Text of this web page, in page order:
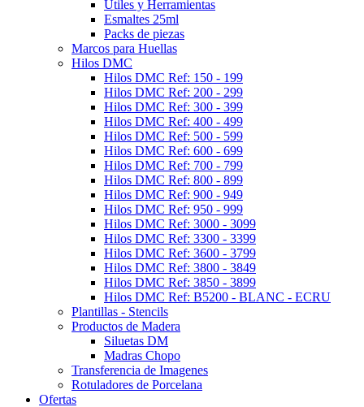
Utiles y Herramientas
Esmaltes 25ml
Packs de piezas
Marcos para Huellas
Hilos DMC
Hilos DMC Ref: 150 - 199
Hilos DMC Ref: 200 - 299
Hilos DMC Ref: 300 - 399
Hilos DMC Ref: 400 - 499
Hilos DMC Ref: 500 - 599
Hilos DMC Ref: 600 - 699
Hilos DMC Ref: 700 - 799
Hilos DMC Ref: 800 - 899
Hilos DMC Ref: 900 - 949
Hilos DMC Ref: 950 - 999
Hilos DMC Ref: 3000 - 3099
Hilos DMC Ref: 3300 - 3399
Hilos DMC Ref: 3600 - 3799
Hilos DMC Ref: 3800 - 3849
Hilos DMC Ref: 3850 - 3899
Hilos DMC Ref: B5200 - BLANC - ECRU
Plantillas - Stencils
Productos de Madera
Siluetas DM
Madras Chopo
Transferencia de Imagenes
Rotuladores de Porcelana
Ofertas